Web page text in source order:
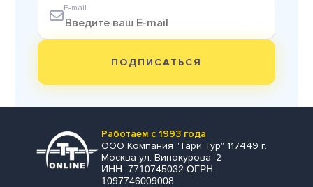
E-mail
ПОДПИСАТЬСЯ
Работаем с 1993 года
ООО Компания "Тари Тур" 117449 г.
Москва ул. Винокурова, 2
ИНН: 7710745032 ОГРН:
1097746009008